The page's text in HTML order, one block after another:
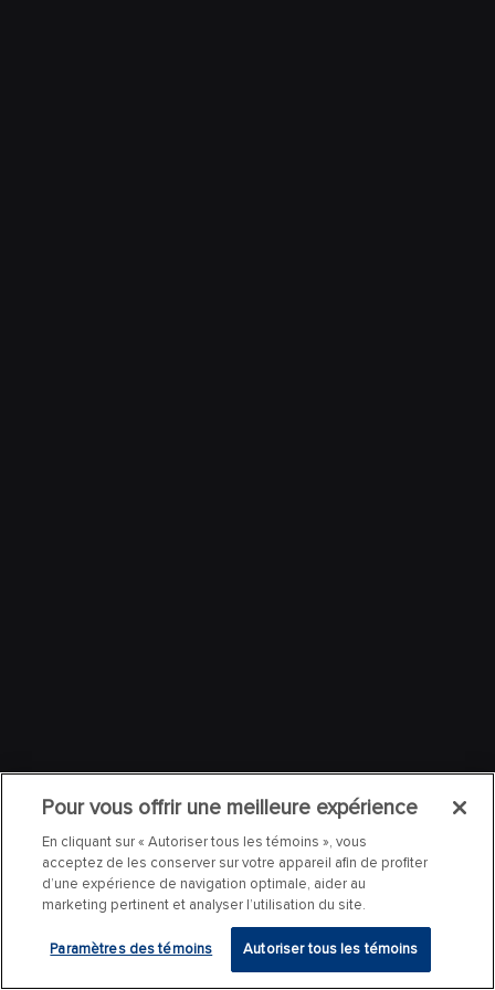
Pour vous offrir une meilleure expérience
En cliquant sur « Autoriser tous les témoins », vous
acceptez de les conserver sur votre appareil afin de profiter
d’une expérience de navigation optimale, aider au
marketing pertinent et analyser l’utilisation du site.
Paramètres des témoins Autoriser tous les témoins